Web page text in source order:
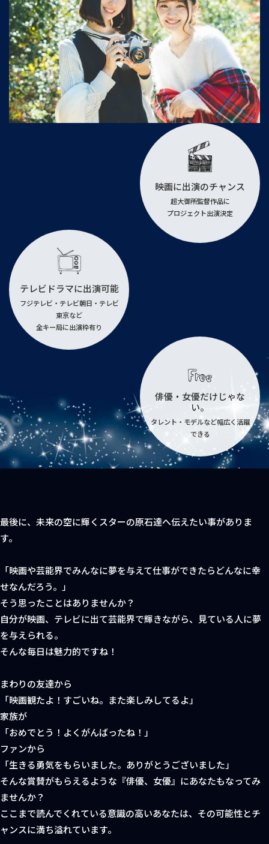
映画に出演のチャンス
超大御所監督作品に
プロジェクト出演決定
テレビドラマに出演可能
フジテレビ・テレビ朝日・テレビ
東京など
全キー局に出演枠有り
俳優・女優だけじゃな
い。
タレント・モデルなど幅広く活躍
できる
最後に、未来の空に輝くスターの原石達へ伝えたい事がありま
す。
「映画や芸能界でみんなに夢を与えて仕事ができたらどんなに幸
せなんだろう。」
そう思ったことはありませんか？
自分が映画、テレビに出て芸能界で輝きながら、見ている人に夢
を与えられる。
そんな毎日は魅力的ですね！
まわりの友達から
「映画観たよ！すごいね。また楽しみしてるよ」
家族が
「おめでとう！よくがんばったね！」
ファンから
「生きる勇気をもらいました。ありがとうございました」
そんな賞賛がもらえるような『俳優、女優』にあなたもなってみ
ませんか？
ここまで読んでくれている意識の高いあなたは、その可能性とチ
ャンスに満ち溢れています。